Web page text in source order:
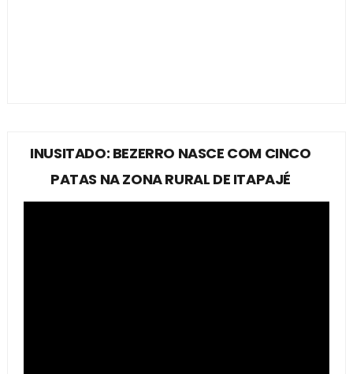
INUSITADO: BEZERRO NASCE COM CINCO
PATAS NA ZONA RURAL DE ITAPAJÉ